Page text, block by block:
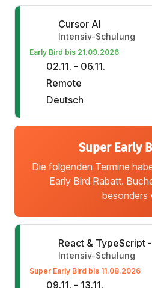
Cursor AI
Intensiv-Schulung
Early Bird bis 21.09.2026
02.11. - 06.11.
Remote
Deutsch
Super Early
Die folgenden Termine
Early Bird Rabatt.
besonders
Intensiv-Schulung
Super Early Bird bis 11.08.2026
09.11. - 13.11.